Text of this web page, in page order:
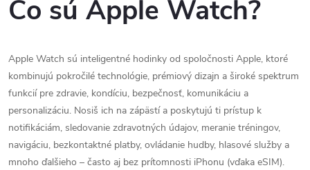
Čo sú Apple Watch?
Apple Watch sú inteligentné hodinky od spoločnosti Apple, ktoré
kombinujú pokročilé technológie, prémiový dizajn a široké spektrum
funkcií pre zdravie, kondíciu, bezpečnosť, komunikáciu a
personalizáciu. Nosiš ich na zápästí a poskytujú ti prístup k
notifikáciám, sledovanie zdravotných údajov, meranie tréningov,
navigáciu, bezkontaktné platby, ovládanie hudby, hlasové služby a
mnoho ďalšieho – často aj bez prítomnosti iPhonu (vďaka eSIM).